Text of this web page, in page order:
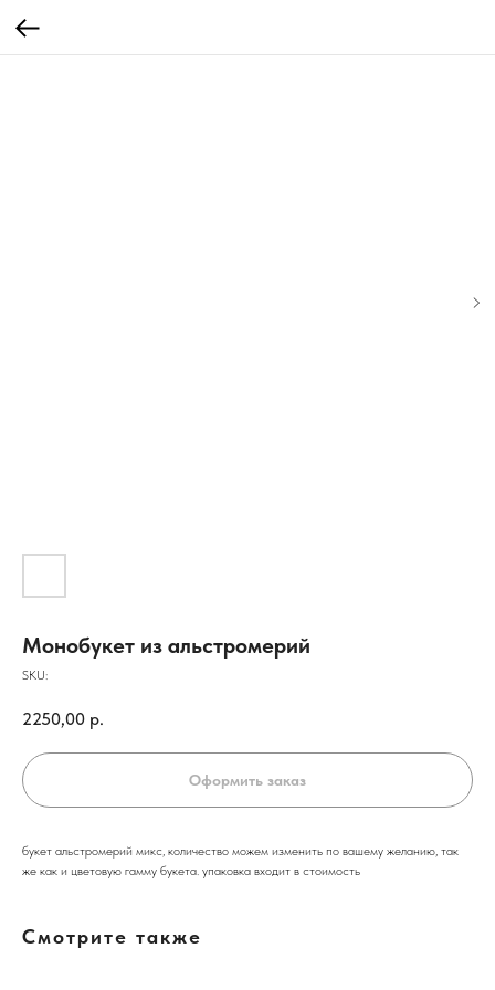
Монобукет из альстромерий
SKU:
2250,00 р.
Оформить заказ
букет альстромерий микс, количество можем изменить по вашему желанию, так
же как и цветовую гамму букета. упаковка входит в стоимость
Смотрите также